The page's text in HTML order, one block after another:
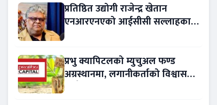
प्रतिष्ठित उद्योगी राजेन्द्र खेतान
एनआरएनएको आईसीसी सल्लाहकार
प्रभु क्यापिटलको म्युचुअल फण्ड
अग्रस्थानमा, लगानीकर्ताको विश्वास